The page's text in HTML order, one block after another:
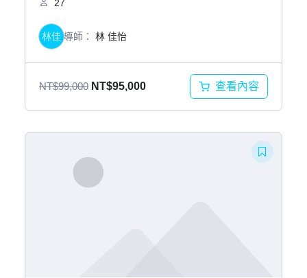
27
林佳 導師： 林 佳怡
NT$99,000 原
格：
NT$95,000目
格：
查看內容